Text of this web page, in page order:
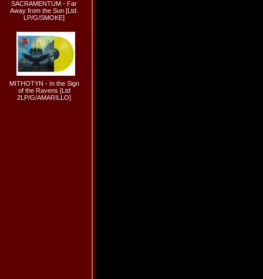
SACRAMENTUM - Far
Away from the Sun [Ltd.
LP/G/SMOKE]
MITHOTYN - In the Sign
of the Ravens [Ltd
2LP/G/AMARILLO]